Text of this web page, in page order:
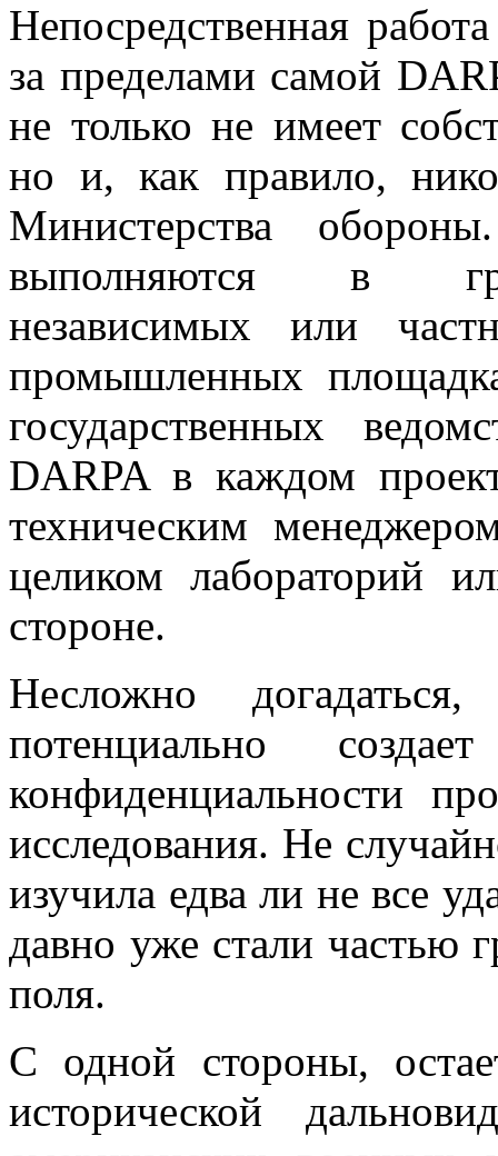
Непосредственная
за пределами самой
не только не имеет
но и, как правило,
Министерства
выполняются в
независимых или
промышленных
государственных
DARPA в каждом
техническим
целиком лабораторий
стороне.
Несложно
потенциально
конфиденциальности
исследования. Не
изучила едва ли не все
давно уже стали частью
поля.
С одной стороны,
исторической